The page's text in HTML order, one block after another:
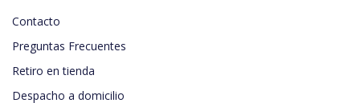
Contacto
Preguntas Frecuentes
Retiro en tienda
Despacho a domicilio